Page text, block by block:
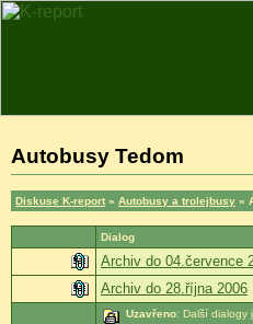
Autobusy Tedom
Diskuse K-report » Autobusy a trolejbusy »
Dialog
Archiv do 04.července
Archiv do 28.října 2006
Uzavřeno: Další dialogy